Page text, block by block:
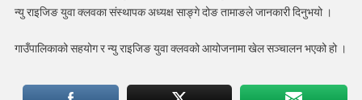
न्यु राइजिङ युवा क्लवका संस्थापक अध्यक्ष साङ्गे दोङ तामाङले जानकारी दिनुभयो ।
गाउँपालिकाको सहयोग र न्यु राइजिङ युवा क्लवको आयोजनामा खेल सञ्चालन भएको हो ।